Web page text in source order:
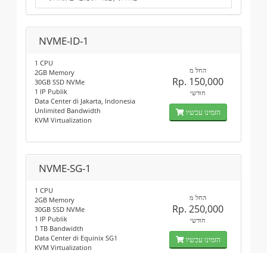
NVME-ID-1
1 CPU
2GB Memory
30GB SSD NVMe
1 IP Publik
Data Center di Jakarta, Indonesia
Unlimited Bandwidth
KVM Virtualization
החל מ
Rp. 150,000
חודשי
הזמינו עכשיו
NVME-SG-1
1 CPU
2GB Memory
30GB SSD NVMe
1 IP Publik
1 TB Bandwidth
Data Center di Equinix SG1
KVM Virtualization
החל מ
Rp. 250,000
חודשי
הזמינו עכשיו